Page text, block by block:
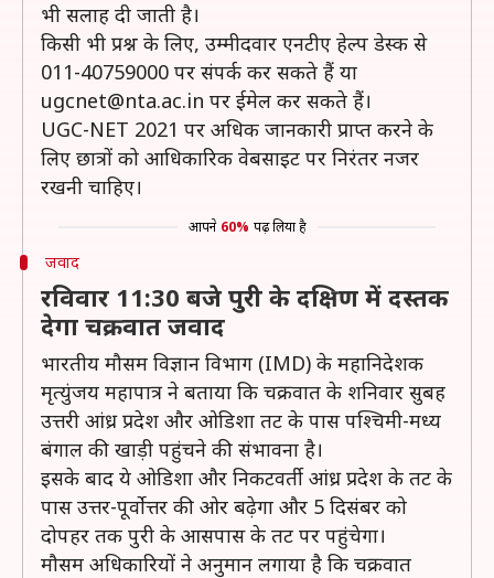
भी सलाह दी जाती है।
किसी भी प्रश्न के लिए, उम्मीदवार एनटीए हेल्प डेस्क से
011-40759000 पर संपर्क कर सकते हैं या
ugcnet@nta.ac.in पर ईमेल कर सकते हैं।
UGC-NET 2021 पर अधिक जानकारी प्राप्त करने के
लिए छात्रों को आधिकारिक वेबसाइट पर निरंतर नजर
रखनी चाहिए।
आपने 60% पढ़ लिया है
जवाद
रविवार 11:30 बजे पुरी के दक्षिण में दस्तक
देगा चक्रवात जवाद
भारतीय मौसम विज्ञान विभाग (IMD) के महानिदेशक
मृत्युंजय महापात्र ने बताया कि चक्रवात के शनिवार सुबह
उत्तरी आंध्र प्रदेश और ओडिशा तट के पास पश्चिमी-मध्य
बंगाल की खाड़ी पहुंचने की संभावना है।
इसके बाद ये ओडिशा और निकटवर्ती आंध्र प्रदेश के तट के
पास उत्तर-पूर्वोत्तर की ओर बढ़ेगा और 5 दिसंबर को
दोपहर तक पुरी के आसपास के तट पर पहुंचेगा।
मौसम अधिकारियों ने अनुमान लगाया है कि चक्रवात